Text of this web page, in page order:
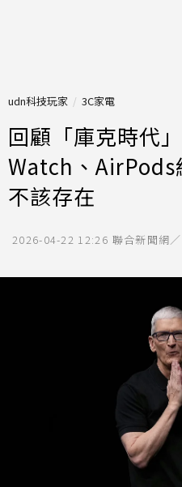
udn科技玩家 3C家電
回顧「庫克時代
Watch、AirPods
不該存在
2026-04-22 12:26 聯合新聞網